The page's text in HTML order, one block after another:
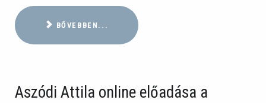
BŐVEBBEN...
Aszódi Attila online előadása a